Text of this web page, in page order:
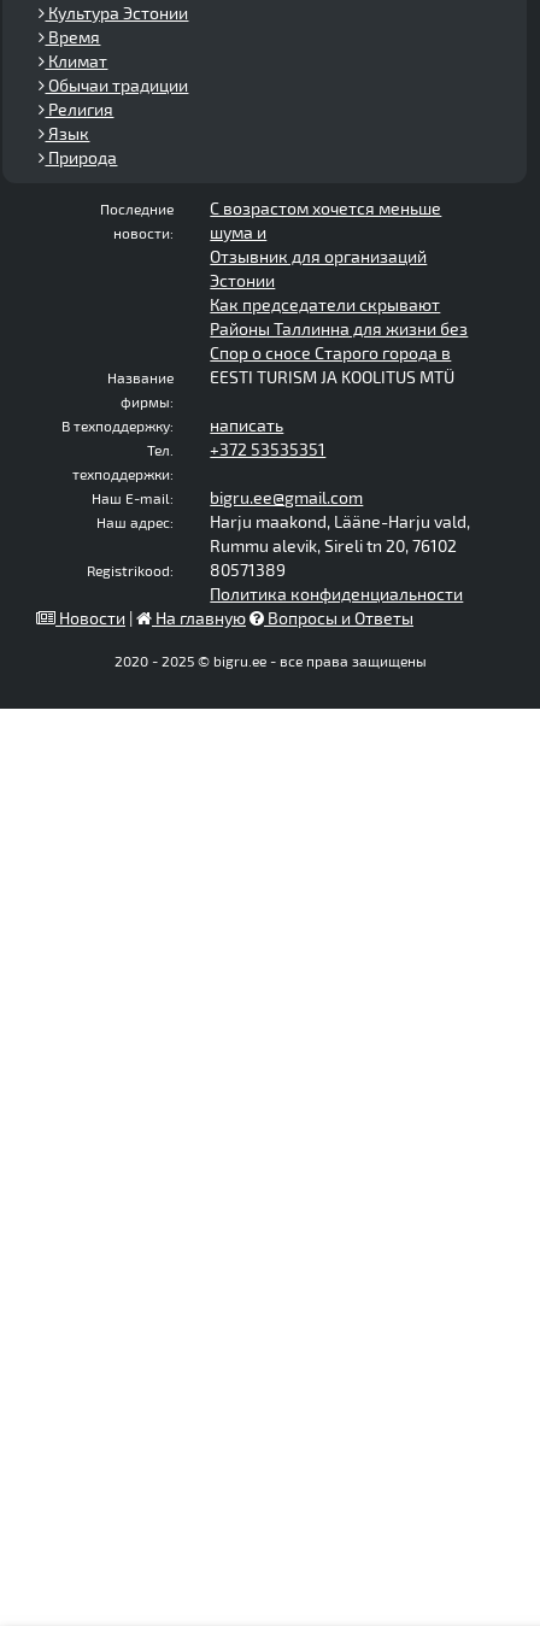
Культура Эстонии
Время
Климат
Обычаи традиции
Религия
Язык
Природа
Последние
новости:
С возрастом хочется меньше
шума и
Отзывник для организаций
Эстонии
Как председатели скрывают
Районы Таллинна для жизни без
Спор о сносе Старого города в
Название
фирмы:
EESTI TURISM JA KOOLITUS MTÜ
В техподдержку: написать
Тел.
техподдержки:
+372 53535351
Наш E-mail: bigru.ee@gmail.com
Наш адрес:
Harju maakond, Lääne-Harju vald,
Rummu alevik, Sireli tn 20, 76102
Registrikood:
80571389
Политика конфиденциальности
Новости | На главную Вопросы и Ответы
2020 - 2025 © bigru.ee - все права защищены